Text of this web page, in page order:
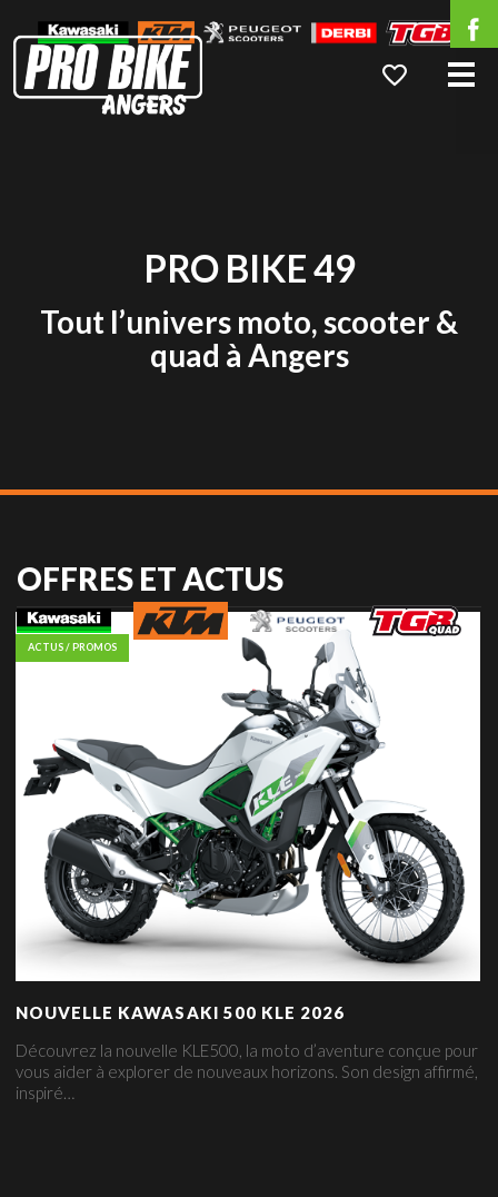
PRO BIKE 49
Tout l’univers moto, scooter &
quad à Angers
OFFRES ET ACTUS
ACTUS / PROMOS
NOUVELLE KAWASAKI 500 KLE 2026
Découvrez la nouvelle KLE500, la moto d’aventure conçue pour
vous aider à explorer de nouveaux horizons. Son design affirmé,
inspiré…